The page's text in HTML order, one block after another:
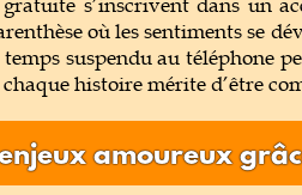
où les sentiments se
suspendu au téléphone
histoire mérite d’être
amoureux